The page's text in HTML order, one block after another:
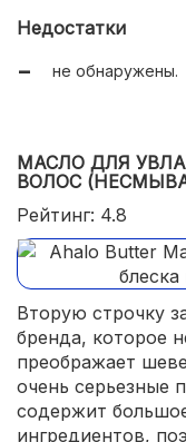
Недостатки
не обнаружены.
МАСЛО ДЛЯ
ВОЛОС
Рейтинг: 4.8
Вторую строчку
бренда, которое
преображает
очень серьезные
содержит
ингредиентов,